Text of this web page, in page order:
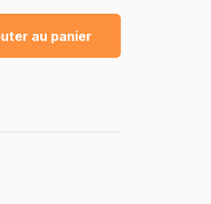
au panier